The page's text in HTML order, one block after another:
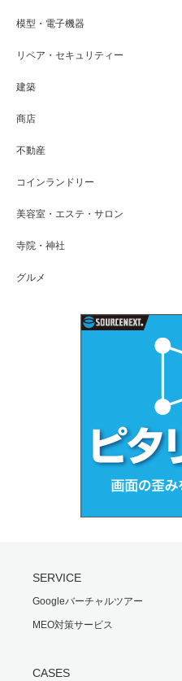
模型・電子機器
リペア・セキュリティー
建築
商店
不動産
コインランドリー
美容室・エステ・サロン
寺院・神社
グルメ
SERVICE
Googleバーチャルツアー
MEO対策サービス
CASES